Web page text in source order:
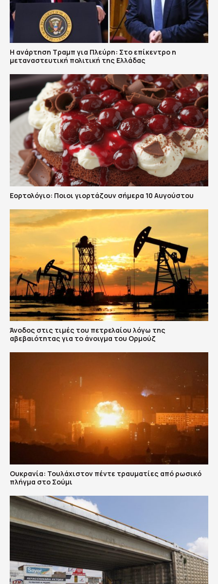
Η ανάρτηση Τραμπ για Πλεύρη: Στο επίκεντρο η
μεταναστευτική πολιτική της Ελλάδας
Εορτολόγιο: Ποιοι γιορτάζουν σήμερα 10 Αυγούστου
Άνοδος στις τιμές του πετρελαίου λόγω της
αβεβαιότητας για το άνοιγμα του Ορμούζ
Ουκρανία: Τουλάχιστον πέντε τραυματίες από ρωσικό
πλήγμα στο Σούμι